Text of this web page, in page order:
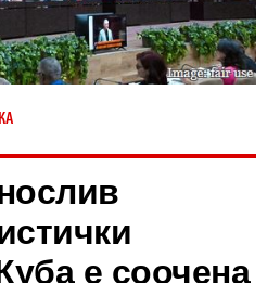
е соочена